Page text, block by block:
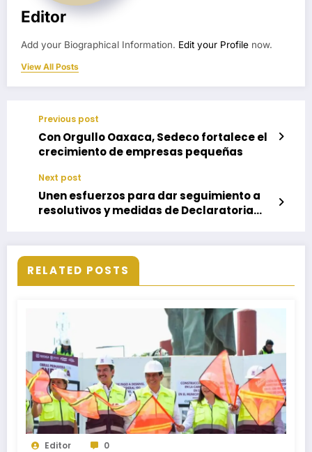
Editor
Add your Biographical Information. Edit your Profile now.
View All Posts
Previous post
Con Orgullo Oaxaca, Sedeco fortalece el
crecimiento de empresas pequeñas
Next post
Unen esfuerzos para dar seguimiento a
resolutivos y medidas de Declaratoria
RELATED POSTS
Editor 0